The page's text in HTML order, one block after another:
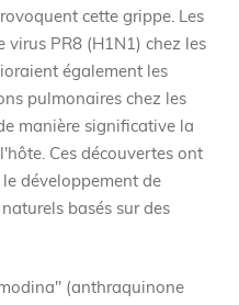
cette grippe. Les
virus PR8 (H1N1) chez les
également les
pulmonaires chez les
manière significative la
Ces découvertes ont
développement de
basés sur des
(anthraquinone